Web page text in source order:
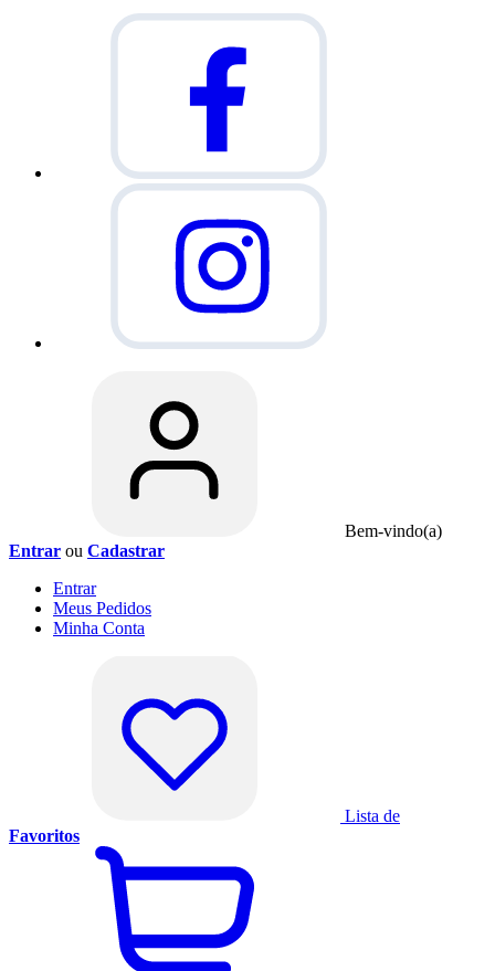
Bem-vindo(a)
Entrar ou Cadastrar
Entrar
Meus Pedidos
Minha Conta
Lista de
Favoritos